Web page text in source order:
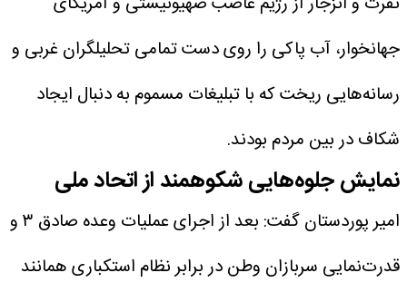
جهانخوار، آب پاکی را روی دست تمامی تحلیلگران غربی و
رسانه‌هایی ریخت که با تبلیغات مسموم به دنبال ایجاد
شکاف در بین مردم بودند.
نمایش جلوه‌هایی شکوهمند از اتحاد ملی
امیر پوردستان گفت: بعد از اجرای عملیات وعده صادق ۳ و
قدرت‌نمایی سربازان وطن در برابر نظام استکباری همانند